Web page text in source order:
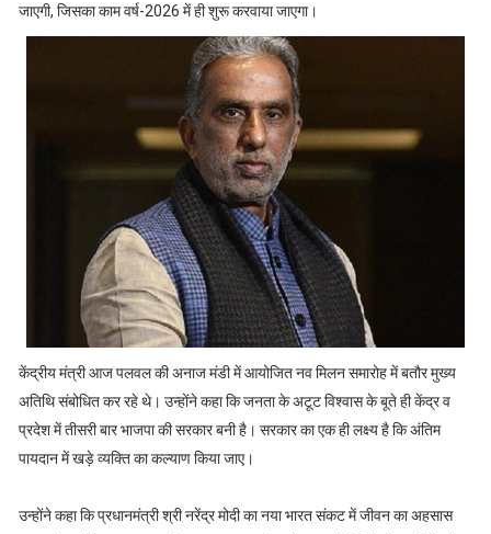
जाएगी, जिसका काम वर्ष-2026 में ही शुरू करवाया जाएगा।
केंद्रीय मंत्री आज पलवल की अनाज मंडी में आयोजित नव मिलन समारोह में बतौर मुख्य
अतिथि संबोधित कर रहे थे। उन्होंने कहा कि जनता के अटूट विश्वास के बूते ही केंद्र व
प्रदेश में तीसरी बार भाजपा की सरकार बनी है। सरकार का एक ही लक्ष्य है कि अंतिम
पायदान में खड़े व्यक्ति का कल्याण किया जाए।
उन्होंने कहा कि प्रधानमंत्री श्री नरेंद्र मोदी का नया भारत संकट में जीवन का अहसास